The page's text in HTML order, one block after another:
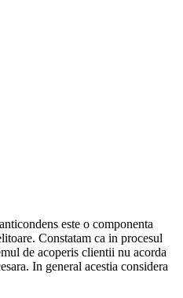
este o componenta
Constatam ca in procesul
de acoperis clientii nu acorda
In general acestia considera